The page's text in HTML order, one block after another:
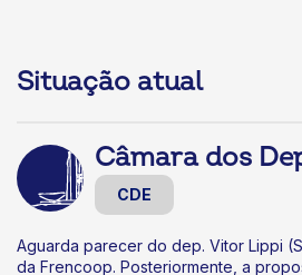
Situação atual
Câmara dos
CDE
Aguarda parecer do dep. Vitor Lippi
da Frencoop. Posteriormente, a